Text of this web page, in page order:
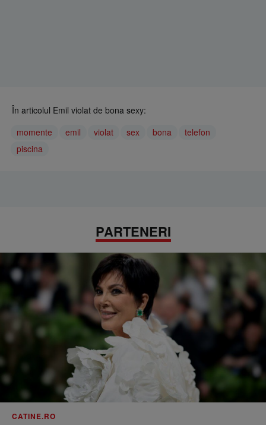
În articolul Emil violat de bona sexy:
momente
emil violat sex bona
telefon
piscina
PARTENERI
CATINE.RO